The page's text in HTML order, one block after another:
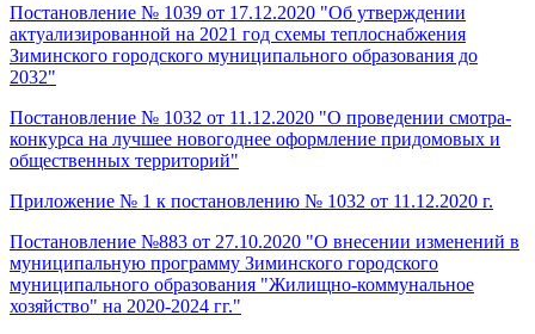
Постановление № 1039 от 17.12.2020 "Об утверждении
актуализированной на 2021 год схемы теплоснабжения
Зиминского городского муниципального образования до
2032"
Постановление № 1032 от 11.12.2020 "О проведении смотра-
конкурса на лучшее новогоднее оформление придомовых и
общественных территорий"
Приложение № 1 к постановлению № 1032 от 11.12.2020 г.
Постановление №883 от 27.10.2020 "О внесении изменений в
муниципальную программу Зиминского городского
муниципального образования "Жилищно-коммунальное
хозяйство" на 2020-2024 гг."